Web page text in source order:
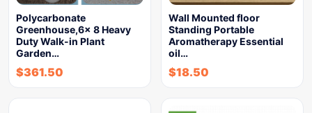
Polycarbonate
Greenhouse,6x 8 Heavy
Duty Walk-in Plant
Garden…
$361.50
Wall Mounted floor
Standing Portable
Aromatherapy Essential
oil…
$18.50